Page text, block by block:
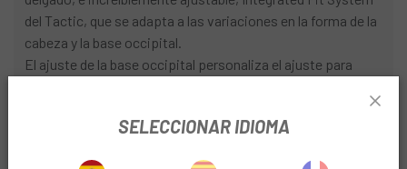
del Tactic, que se adapta a las variaciones en la forma de la
cabeza y la base occipital.
El ajuste de la base occipital personaliza el ajuste para
para asegurarte que tanto tu casco y como tus gafas estén
perfectamente sincronizados.
SELECCIONAR IDIOMA